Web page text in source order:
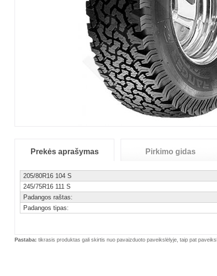
Prekės aprašymas Pirkimo gidas
205/80R16 104 S
245/75R16 111 S
Padangos raštas:
Padangos tipas:
Pastaba: tikrasis produktas gali skirtis nuo pavaizduoto paveikslėlyje, taip pat